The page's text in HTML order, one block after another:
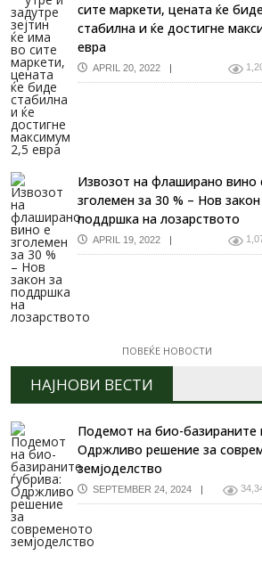
сите маркети, цената ќе
стабилна и ќе достигне
евра
APRIL 20, 2022
Извозот на флаширано вино
зголемен за 30 % – Нов
поддршка на лозарството
APRIL 19, 2022
ПОВЕЌЕ НОВОСТИ
НАЈНОВИ ВЕСТИ
Подемот на био-базираните
Одржливо решение за
земјоделство
SEPTEMBER 24, 2024